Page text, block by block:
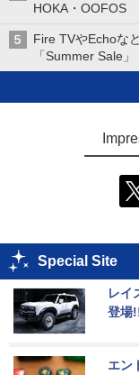
HOKA・OOFOS
Fire TVやEchoな
「Summer Sale」
Special Site
レイ
登場
エン